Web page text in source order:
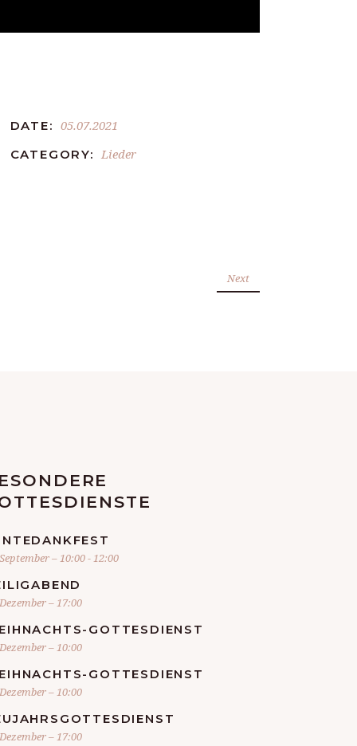
DATE: 05.07.2021
CATEGORY: Lieder
Next
– 10:00-12:00
– 17:00
GOTTESDIENST
– 10:00
GOTTESDIENST
– 10:00
– 17:00